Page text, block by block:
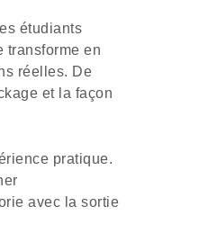
étudiants
transforme en
réelles. De
et la façon
pratique.
avec la sortie